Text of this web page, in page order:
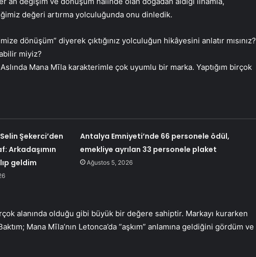
değeri artırma yolculuğunda onu dinledik.
dönüşüm” diyerek çıktığınız yolculuğun hikâyesini anlatır mısınız?
miyiz?
Mana Mīla karakterimle çok uyumlu bir marka. Yaptığım birçok
Şekerci’den
Arkadaşımın
geldim
Antalya Emniyeti’nde 66 personele ödül,
emekliye ayrılan 33 personele plaket
Ağustos 5, 2026
alanında olduğu gibi büyük bir değere sahiptir. Markayı kurarken
Mana Mīla’nın Letonca’da “aşkım” anlamına geldiğini gördüm ve